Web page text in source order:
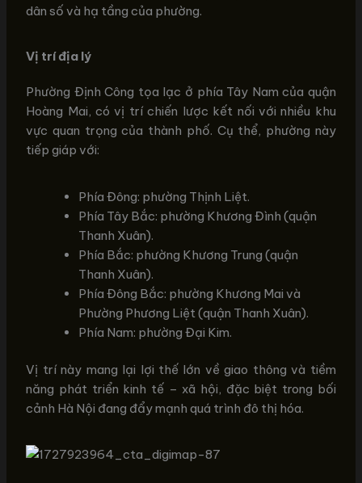
dân số và hạ tầng của phường.
Vị trí địa lý
Phường Định Công tọa lạc ở phía Tây Nam của quận
Hoàng Mai, có vị trí chiến lược kết nối với nhiều khu
vực quan trọng của thành phố. Cụ thể, phường này
tiếp giáp với:
Phía Đông: phường Thịnh Liệt.
Phía Tây Bắc: phường Khương Đình (quận
Thanh Xuân).
Phía Bắc: phường Khương Trung (quận
Thanh Xuân).
Phía Đông Bắc: phường Khương Mai và
Phường Phương Liệt (quận Thanh Xuân).
Phía Nam: phường Đại Kim.
Vị trí này mang lại lợi thế lớn về giao thông và tiềm
năng phát triển kinh tế – xã hội, đặc biệt trong bối
cảnh Hà Nội đang đẩy mạnh quá trình đô thị hóa.